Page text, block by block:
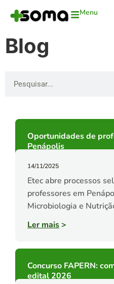
Menu
Blog
Oportunidades de
Penápolis
14/11/2025
Etec abre processos
professores em
Microbiologia e
Ler mais>
Concurso FAPERN:
edital 2026